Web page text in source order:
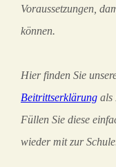
Voraussetzungen,
können.
Hier finden Sie
Beitrittserklärung als
Füllen Sie diese
wieder mit zur